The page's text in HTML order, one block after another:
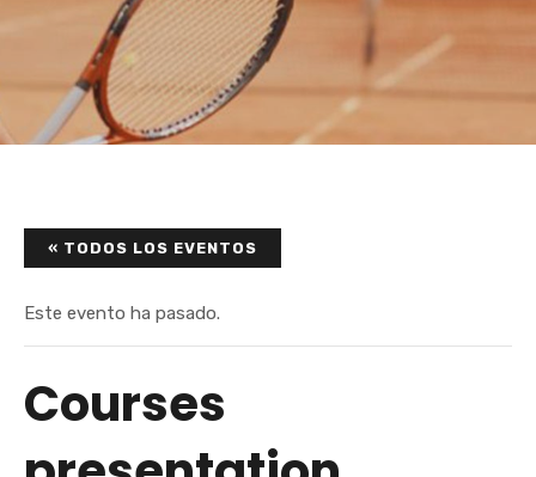
« TODOS LOS EVENTOS
Este evento ha pasado.
Courses